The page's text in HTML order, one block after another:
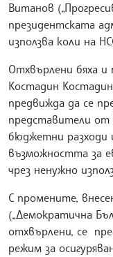
Витанов
президентската
използва коли на
Отхвърлени бяха
Костадин
предвижда да се
представители от
бюджетни разходи
възможността за
чрез ненужно
С промените,
(„Демократична
отхвърлени, се
режим за